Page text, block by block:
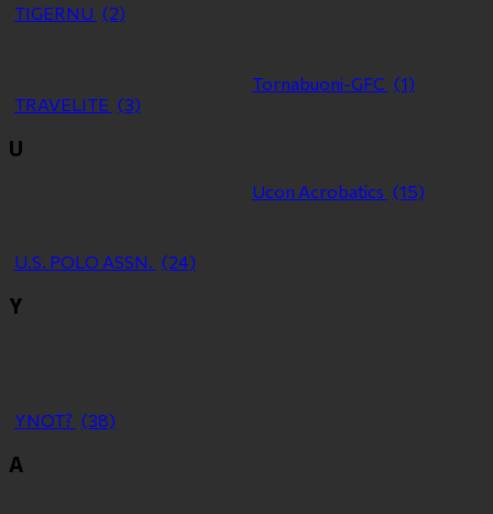
TIGERNU (2)
Tornabuoni-GFC (1)
TRAVELITE (3)
U
U.S. POLO ASSN. (24)
Ucon Acrobatics (15)
Y
YNOT? (38)
Α